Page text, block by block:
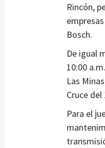
Rincón,
Bosch.
De igual
10:00
Las
Cruce
Para el